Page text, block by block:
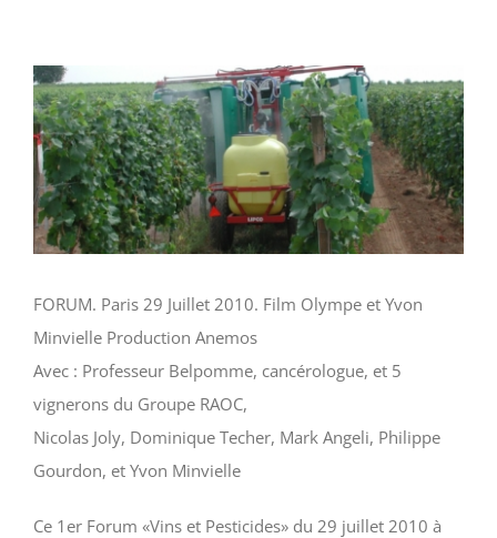
FORUM. Paris 29 Juillet 2010. Film Olympe et Yvon
Minvielle Production Anemos
Avec : Professeur Belpomme, cancérologue, et 5
vignerons du Groupe RAOC,
Nicolas Joly, Dominique Techer, Mark Angeli, Philippe
Gourdon, et Yvon Minvielle
Ce 1er Forum «Vins et Pesticides» du 29 juillet 2010 à